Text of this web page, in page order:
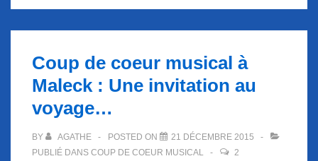
coeur
l’année
nouvelle…
Coup de coeur musical à
Maleck : Une invitation au
voyage…
BY AGATHE POSTED ON
21 DÉCEMBRE 2015
PUBLIÉ DANS COUP DE COEUR MUSICAL
2